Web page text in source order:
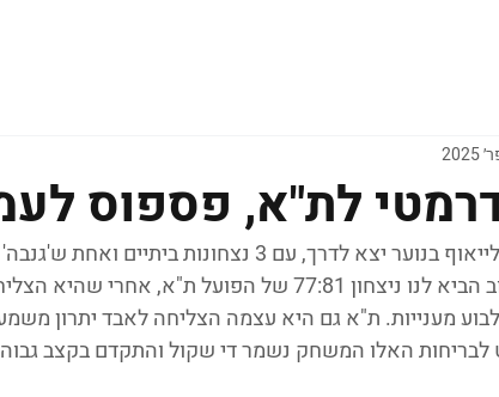
דרמטי לת"א, פספוס
שלב רבע גמר הפלייאוף בנוער יצא לדרך, עם 3
האלו המשחק נשמר די שקול והתקדם בקצב